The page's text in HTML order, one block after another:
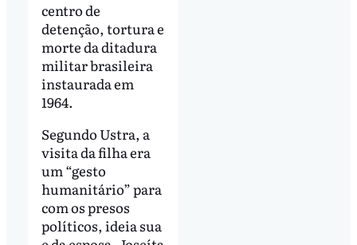
centro de
detenção, tortura e
morte da ditadura
militar brasileira
instaurada em
1964.
Segundo Ustra, a
visita da filha era
um “gesto
humanitário” para
com os presos
políticos, ideia sua